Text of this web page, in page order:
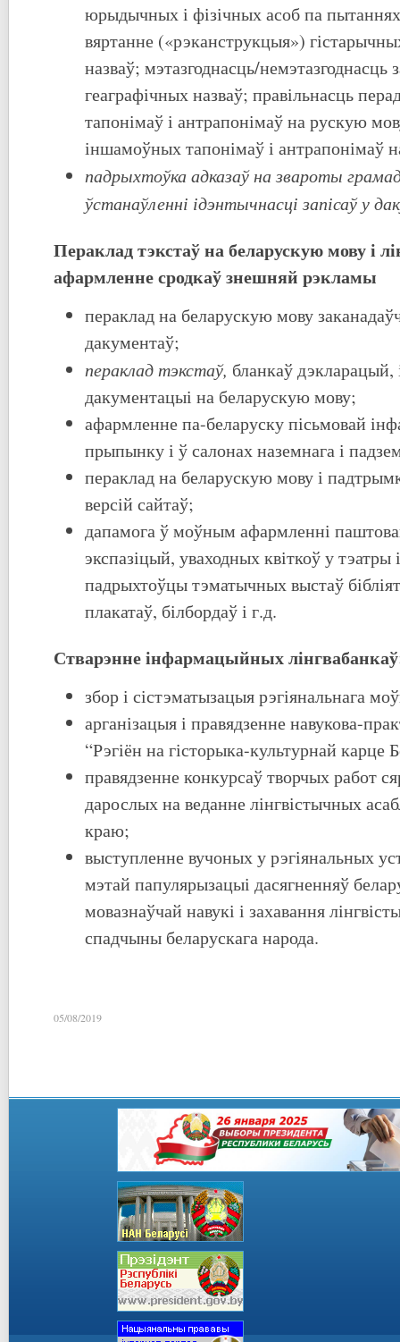
юрыдычных і фізічных асоб па
вяртанне («рэканструкцыя»)
назваў; мэтазгоднасць/немэтазгоднасць
геаграфічных назваў; правільнасць
тапонімаў і антрапонімаў на рускую
іншамоўных тапонімаў і антрапонімаў
падрыхтоўка адказаў на звароты
ўстанаўленні ідэнтычнасці запісаў у
Пераклад тэкстаў на беларускую мову і
афармленне сродкаў знешняй рэкламы
пераклад на беларускую мову
дакументаў;
пераклад тэкстаў, бланкаў
дакументацыі на беларускую мову;
афармленне па-беларуску пісьмовай
прыпынку і ў салонах наземнага і
пераклад на беларускую мову і
версій сайтаў;
дапамога ў моўным афармленні
экспазіцый, уваходных квіткоў у тэатры
падрыхтоўцы тэматычных выстаў
плакатаў, білбордаў і г.д.
Стварэнне інфармацыйных
збор і сістэматызацыя рэгіянальнага
арганізацыя і правядзенне навукова-
“Рэгіён на гісторыка-культурнай карце
правядзенне конкурсаў творчых работ
дарослых на веданне лінгвістычных
краю;
выступленне вучоных у рэгіянальных
мэтай папулярызацыі дасягненняў
мовазнаўчай навукі і захавання
спадчыны беларускага народа.
05/08/2019